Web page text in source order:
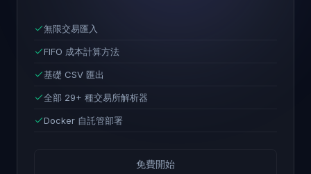
無限交易匯入
FIFO 成本計算方法
基礎 CSV 匯出
全部 29+ 種交易所解析器
Docker 自託管部署
免費開始